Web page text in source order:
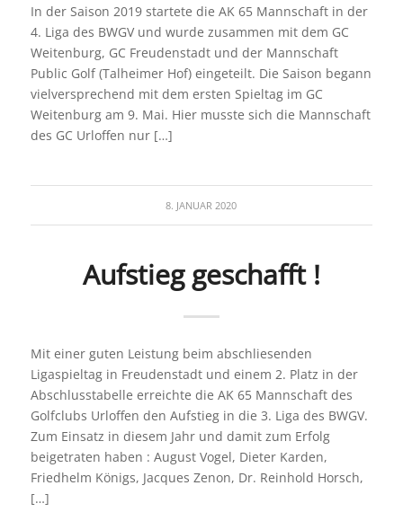
In der Saison 2019 startete die AK 65 Mannschaft in der
4. Liga des BWGV und wurde zusammen mit dem GC
Weitenburg, GC Freudenstadt und der Mannschaft
Public Golf (Talheimer Hof) eingeteilt. Die Saison begann
vielversprechend mit dem ersten Spieltag im GC
Weitenburg am 9. Mai. Hier musste sich die Mannschaft
des GC Urloffen nur […]
8. JANUAR 2020
Aufstieg geschafft !
Mit einer guten Leistung beim abschliesenden
Ligaspieltag in Freudenstadt und einem 2. Platz in der
Abschlusstabelle erreichte die AK 65 Mannschaft des
Golfclubs Urloffen den Aufstieg in die 3. Liga des BWGV.
Zum Einsatz in diesem Jahr und damit zum Erfolg
beigetraten haben : August Vogel, Dieter Karden,
Friedhelm Königs, Jacques Zenon, Dr. Reinhold Horsch,
[…]